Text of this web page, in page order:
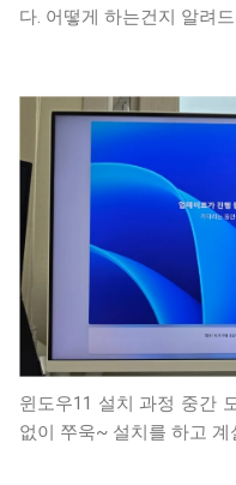
다. 어떻게 하는건지 알려
윈도우11 설치 과정 중간
없이 쭈욱~ 설치를 하고 계